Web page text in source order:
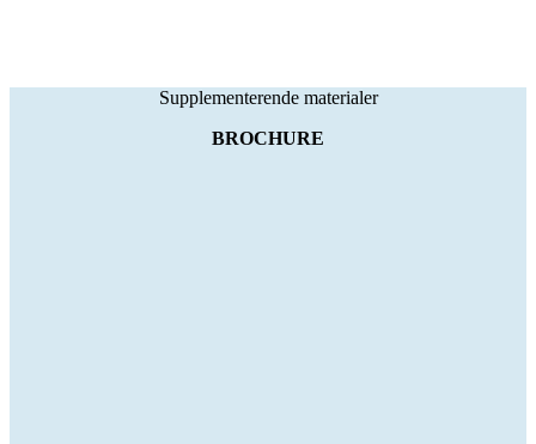
Supplementerende materialer
BROCHURE